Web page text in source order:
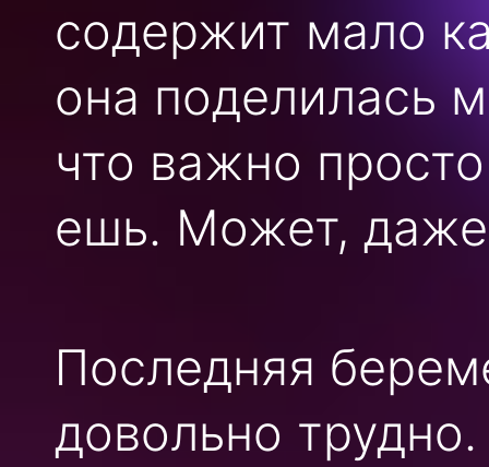
содержит мало
она поделилась
что важно
ешь. Может, даже
Последняя
довольно